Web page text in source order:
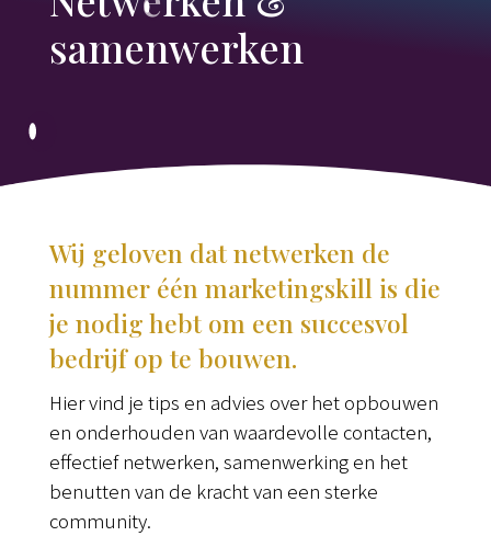
samenwerken
Wij geloven dat netwerken de
nummer één marketingskill is die
je nodig hebt om een succesvol
bedrijf op te bouwen.
Hier vind je tips en advies over het opbouwen
en onderhouden van waardevolle contacten,
effectief netwerken, samenwerking en het
benutten van de kracht van een sterke
community.